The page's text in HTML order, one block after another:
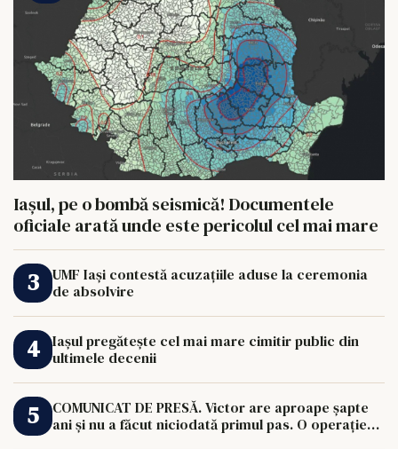
Iașul, pe o bombă seismică! Documentele
oficiale arată unde este pericolul cel mai mare
UMF Iași contestă acuzațiile aduse la ceremonia
de absolvire
Iașul pregătește cel mai mare cimitir public din
ultimele decenii
COMUNICAT DE PRESĂ. Victor are aproape șapte
ani și nu a făcut niciodată primul pas. O operație